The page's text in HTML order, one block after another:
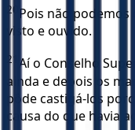
20 Pois não
visto e ouvido.
21
Aí o Conselho
ainda e depois os
pôde castigá-los
causa do que havia